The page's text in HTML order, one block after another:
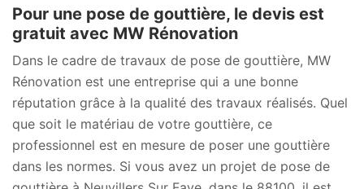
Pour une pose de gouttière, le devis est
gratuit avec MW Rénovation
Dans le cadre de travaux de pose de gouttière, MW
Rénovation est une entreprise qui a une bonne
réputation grâce à la qualité des travaux réalisés. Quel
que soit le matériau de votre gouttière, ce
professionnel est en mesure de poser une gouttière
dans les normes. Si vous avez un projet de pose de